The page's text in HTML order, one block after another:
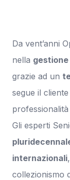
Da vent’anni
nella
grazie ad un
segue il
Gli esperti
internazionali
collezionismo